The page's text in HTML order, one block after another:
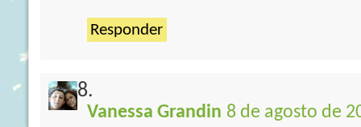
Responder
Vanessa Grandin 8 de agosto de